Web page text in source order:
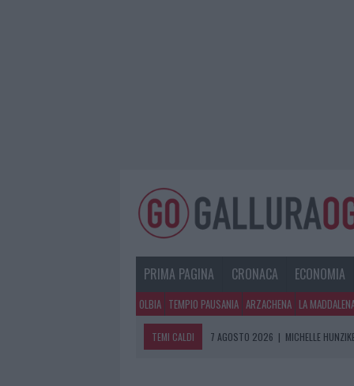
PRIMA PAGINA CRONACA ECONOMIA
OLBIA TEMPIO PAUSANIA ARZACHENA LA
TEMI CALDI 7 AGOSTO 2026 | MICHELLE